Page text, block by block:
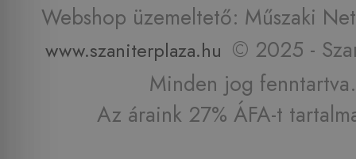
Webshop üzemeltető: Műszaki
www.szaniterplaza.hu © 2025 -
Minden jog fenntartva.
Az áraink 27% ÁFA-t